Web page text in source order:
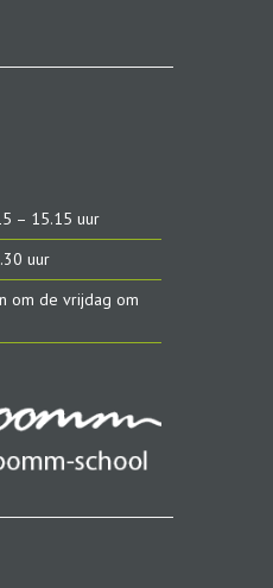
– 15.15 uur
uur
om de vrijdag om